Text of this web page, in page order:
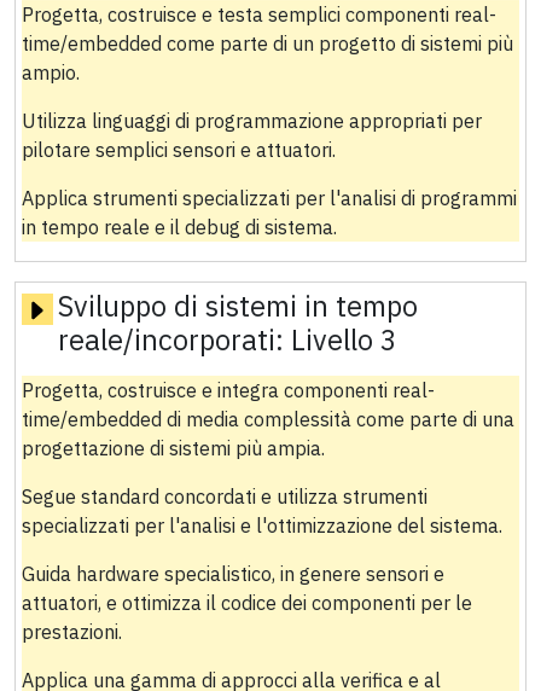
Progetta, costruisce e testa semplici componenti real-
time/embedded come parte di un progetto di sistemi più
ampio.
Utilizza linguaggi di programmazione appropriati per
pilotare semplici sensori e attuatori.
Applica strumenti specializzati per l'analisi di programmi
in tempo reale e il debug di sistema.
Sviluppo di sistemi in tempo
reale/incorporati: Livello 3
Progetta, costruisce e integra componenti real-
time/embedded di media complessità come parte di una
progettazione di sistemi più ampia.
Segue standard concordati e utilizza strumenti
specializzati per l'analisi e l'ottimizzazione del sistema.
Guida hardware specialistico, in genere sensori e
attuatori, e ottimizza il codice dei componenti per le
prestazioni.
Applica una gamma di approcci alla verifica e al